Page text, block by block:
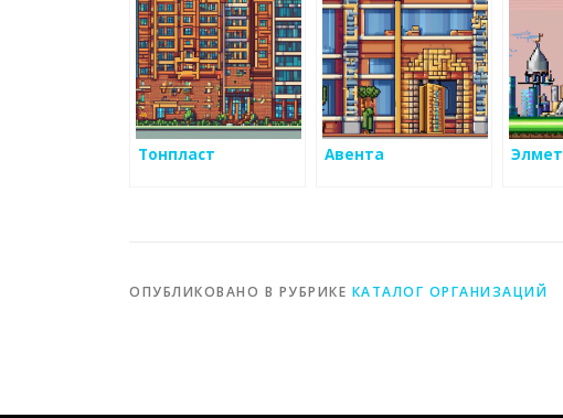
Тонпласт Авента Элмет
ОПУБЛИКОВАНО В РУБРИКЕ КАТАЛОГ ОРГАНИЗАЦИЙ